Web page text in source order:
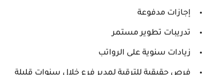
إجازات مدفوعة
تدريبات تطوير مستمر
زيادات سنوية على الرواتب
فرص حقيقية للترقية لمدير فرع خلال سنوات قليلة